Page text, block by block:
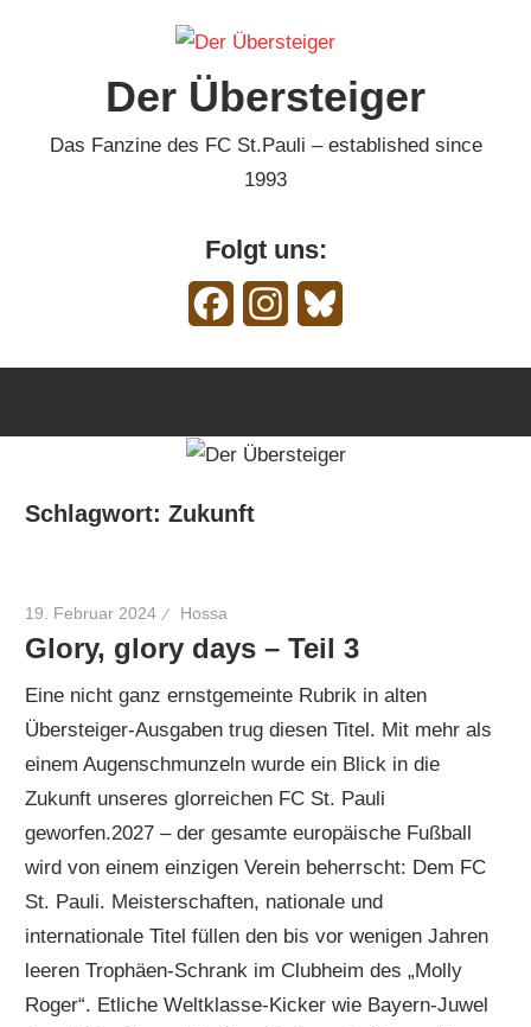
Der Übersteiger
Das Fanzine des FC St.Pauli – established since
1993
Folgt uns:
FacebookInstagram
Schlagwort:Zukunft
19. Februar 2024 Hossa
Glory, glory days – Teil 3
Eine nicht ganz ernstgemeinte Rubrik in alten
Übersteiger-Ausgaben trug diesen Titel. Mit mehr als
einem Augenschmunzeln wurde ein Blick in die
Zukunft unseres glorreichen FC St. Pauli
geworfen.2027 – der gesamte europäische Fußball
wird von einem einzigen Verein beherrscht: Dem FC
St. Pauli. Meisterschaften, nationale und
internationale Titel füllen den bis vor wenigen Jahren
leeren Trophäen-Schrank im Clubheim des „Molly
Roger“. Etliche Weltklasse-Kicker wie Bayern-Juwel